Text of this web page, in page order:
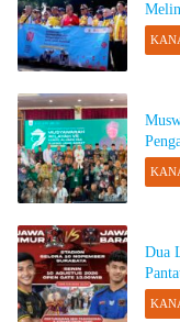
Dua